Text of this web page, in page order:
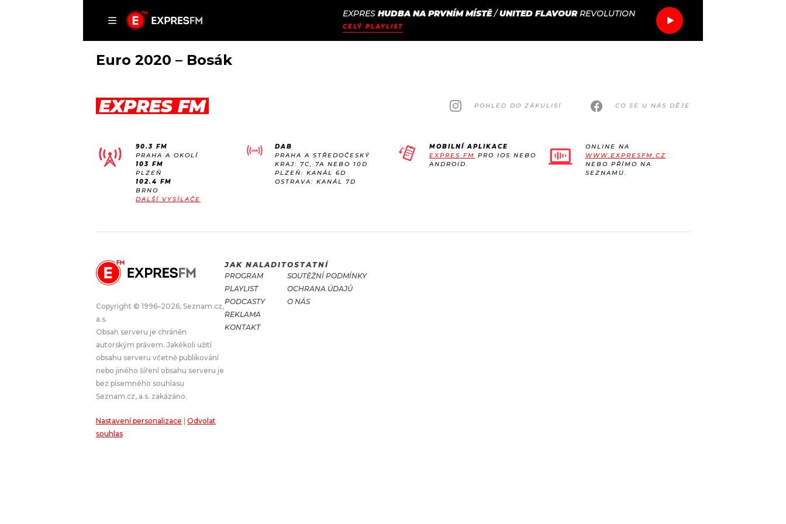
NALADIT
SEZNAM.CZ
EXPRES HUDBA NA PRVNÍM MÍSTĚ/UNITED FLAVOUR REVOLUTION
CELÝ PLAYLIST
DOMŮ
AKTUÁLNĚ
ROZHOVORY
#NEBUDUDOMA
PODCASTY
JAK NALADIT
RÁDIO
APLIKACE
PROGRAM
PLAYLIST
JAK NALADIT
SOUTĚŽE
Euro 2020 – Bosák
EXPRES FM POHLED DO ZÁKULISÍ CO SE U NÁS DĚJE
90.3 FM
PRAHA A OKOLÍ
103 FM
PLZEŇ
102.4 FM
BRNO
DALŠÍ VYSÍLAČE
DAB
PRAHA A STŘEDOČESKÝ
KRAJ: 7C, 7A NEBO 10D
PLZEŇ: KANÁL 6D
OSTRAVA: KANÁL 7D
MOBILNÍ APLIKACE
EXPRES FM PRO IOS NEBO
ANDROID.
ONLINE NA
WWW.EXPRESFM.CZ
NEBO PŘÍMO NA
SEZNAMU.
Copyright © 1996–2026, Seznam.cz,
a.s.
Obsah serveru je chráněn
autorským právem. Jakékoli užití
obsahu serveru včetně publikování
nebo jiného šíření obsahu serveru je
bez písemného souhlasu
Seznam.cz, a.s. zakázáno.
Nastavení personalizace
Odvolat
souhlas
JAK NALADIT
PROGRAM
PLAYLIST
PODCASTY
REKLAMA
KONTAKT
OSTATNÍ
SOUTĚŽNÍ PODMÍNKY
OCHRANA ÚDAJŮ
O NÁS